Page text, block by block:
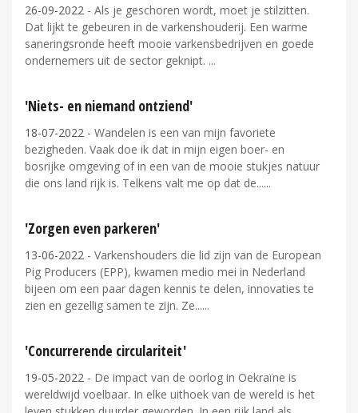
26-09-2022 - Als je geschoren wordt, moet je stilzitten.
Dat lijkt te gebeuren in de varkenshouderij. Een warme
saneringsronde heeft mooie varkensbedrijven en goede
ondernemers uit de sector geknipt.
'Niets- en niemand ontziend'
18-07-2022 - Wandelen is een van mijn favoriete
bezigheden. Vaak doe ik dat in mijn eigen boer- en
bosrijke omgeving of in een van de mooie stukjes natuur
die ons land rijk is. Telkens valt me op dat de...
'Zorgen even parkeren'
13-06-2022 - Varkenshouders die lid zijn van de European
Pig Producers (EPP), kwamen medio mei in Nederland
bijeen om een paar dagen kennis te delen, innovaties te
zien en gezellig samen te zijn. Ze...
'Concurrerende circulariteit'
19-05-2022 - De impact van de oorlog in Oekraïne is
wereldwijd voelbaar. In elke uithoek van de wereld is het